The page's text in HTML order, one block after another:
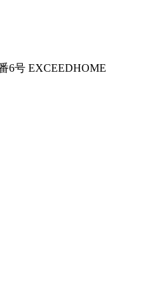
6号 EXCEEDHOME